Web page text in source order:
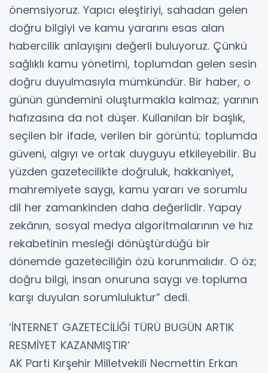
önemsiyoruz. Yapıcı eleştiriyi, sahadan gelen
doğru bilgiyi ve kamu yararını esas alan
habercilik anlayışını değerli buluyoruz. Çünkü
sağlıklı kamu yönetimi, toplumdan gelen sesin
doğru duyulmasıyla mümkündür. Bir haber, o
günün gündemini oluşturmakla kalmaz; yarının
hafızasına da not düşer. Kullanılan bir başlık,
seçilen bir ifade, verilen bir görüntü; toplumda
güveni, algıyı ve ortak duyguyu etkileyebilir. Bu
yüzden gazetecilikte doğruluk, hakkaniyet,
mahremiyete saygı, kamu yararı ve sorumlu
dil her zamankinden daha değerlidir. Yapay
zekânın, sosyal medya algoritmalarının ve hız
rekabetinin mesleği dönüştürdüğü bir
dönemde gazeteciliğin özü korunmalıdır. O öz;
doğru bilgi, insan onuruna saygı ve topluma
karşı duyulan sorumluluktur” dedi.
‘İNTERNET GAZETECİLİĞİ TÜRÜ BUGÜN ARTIK
RESMİYET KAZANMIŞTIR’
AK Parti Kırşehir Milletvekili Necmettin Erkan